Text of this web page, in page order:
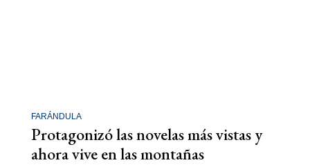
FARÁNDULA
Protagonizó las novelas más vistas y
ahora vive en las montañas